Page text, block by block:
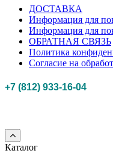
ДОСТАВКА
Информация для
Информация для
ОБРАТНАЯ СВЯЗЬ
Политика
Согласие на
+7 (812) 933-16-04
Каталог